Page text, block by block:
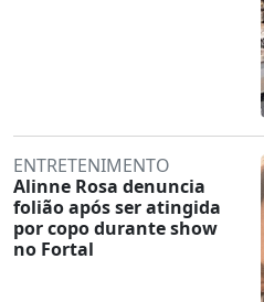
ENTRETENIMENTO
Alinne Rosa denuncia
folião após ser atingida
por copo durante show
no Fortal